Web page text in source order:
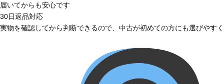
届いてからも安心です
30日返品対応
実物を確認してから判断できるので、中古が初めての方にも選びやす